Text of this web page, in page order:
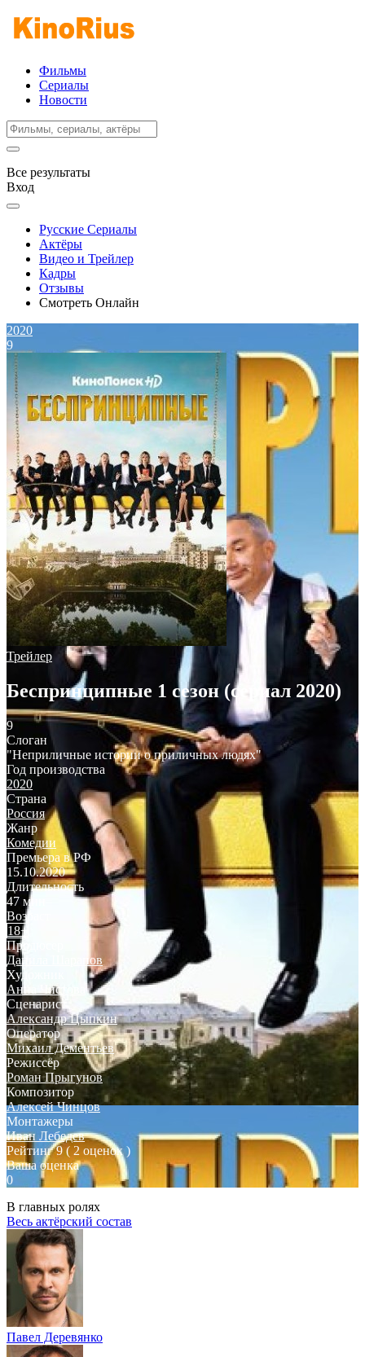
Фильмы
Сериалы
Новости
Все результаты
Вход
Русские Сериалы
Актёры
Видео и Трейлер
Кадры
Отзывы
Смотреть Онлайн
2020
9
Трейлер
Беспринципные 1 сезон (сериал 2020)
9
Слоган
"Неприличные истории о приличных людях"
Год производства
2020
Страна
Россия
Жанр
Комедии
Премьера в РФ
15.10.2020
Длительность
47 мин
Возраст
18+
Продюсер
Данила Шарапов
Художник
Анна Чистова
Сценарист
Александр Цыпкин
Оператор
Михаил Дементьев
Режиссёр
Роман Прыгунов
Композитор
Алексей Чинцов
Монтажеры
Иван Лебедев
Рейтинг 9 ( 2 оценок )
Ваша оценка
0
В главных ролях
Весь актёрский состав
Павел Деревянко